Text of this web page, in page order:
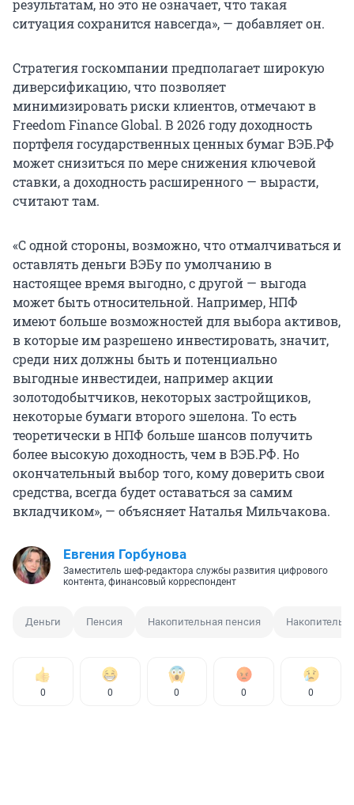
результатам, но это не означает, что такая
ситуация сохранится навсегда», — добавляет он.
Стратегия госкомпании предполагает широкую
диверсификацию, что позволяет
минимизировать риски клиентов, отмечают в
Freedom Finance Global. В 2026 году доходность
портфеля государственных ценных бумаг ВЭБ.РФ
может снизиться по мере снижения ключевой
ставки, а доходность расширенного — вырасти,
считают там.
«С одной стороны, возможно, что отмалчиваться и
оставлять деньги ВЭБу по умолчанию в
настоящее время выгодно, с другой — выгода
может быть относительной. Например, НПФ
имеют больше возможностей для выбора активов,
в которые им разрешено инвестировать, значит,
среди них должны быть и потенциально
выгодные инвестидеи, например акции
золотодобытчиков, некоторых застройщиков,
некоторые бумаги второго эшелона. То есть
теоретически в НПФ больше шансов получить
более высокую доходность, чем в ВЭБ.РФ. Но
окончательный выбор того, кому доверить свои
средства, всегда будет оставаться за самим
вкладчиком», — объясняет Наталья Мильчакова.
Евгения Горбунова
Заместитель шеф-редактора службы развития цифрового
контента, финансовый корреспондент
Деньги Пенсия Накопительная пенсия
0 0 0 0 0